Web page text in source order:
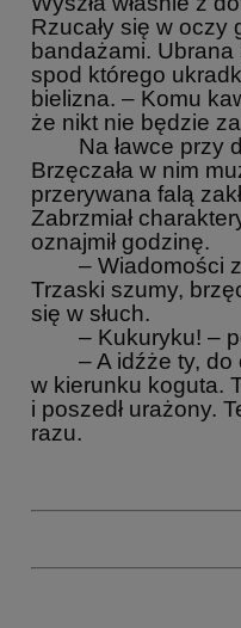
Rzucały się w oczy
bandażami. Ubrana
spod którego
bielizna. – Komu
że nikt nie będzie
Na ławce przy
Brzęczała w nim
przerywana falą
Zabrzmiał
oznajmił godzinę.
– Wiadomości z
Trzaski szumy,
się w słuch.
– Kukuryku! –
– A idźże ty, do
w kierunku koguta.
i poszedł urażony.
razu.